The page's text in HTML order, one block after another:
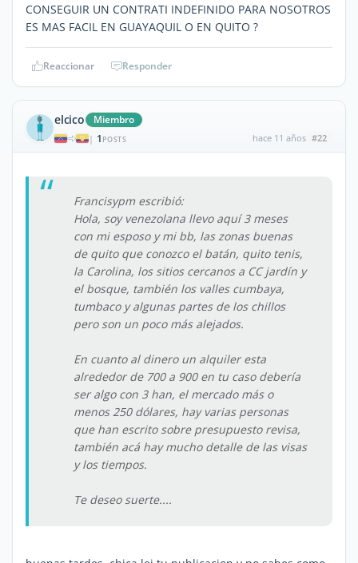
CONSEGUIR UN CONTRATI INDEFINIDO PARA NOSOTROS
ES MAS FACIL EN GUAYAQUIL O EN QUITO ?
Reaccionar Responder
elcico Miembro
| 1 POSTS hace 11 años #22
Francisypm escribió:
Hola, soy venezolana llevo aquí 3 meses
con mi esposo y mi bb, las zonas buenas
de quito que conozco el batán, quito tenis,
la Carolina, los sitios cercanos a CC jardín y
el bosque, también los valles cumbaya,
tumbaco y algunas partes de los chillos
pero son un poco más alejados.
En cuanto al dinero un alquiler esta
alrededor de 700 a 900 en tu caso debería
ser algo con 3 han, el mercado más o
menos 250 dólares, hay varias personas
que han escrito sobre presupuesto revisa,
también acá hay mucho detalle de las visas
y los tiempos.
Te deseo suerte....